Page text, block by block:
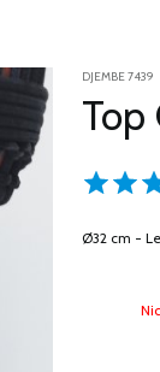
DJEMBE 7439
Top
Ø32 cm -